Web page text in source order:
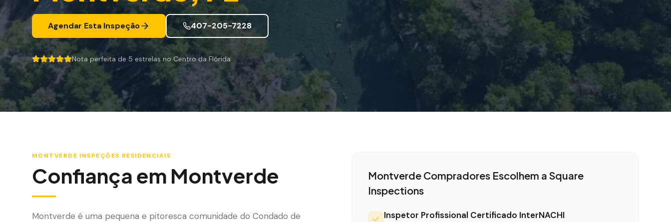
Agendar Esta Inspeção 407-205-7228
5 out of 5 stars.Nota perfeita de 5 estrelas no Centro da Flórida
MONTVERDE INSPEÇÕES RESIDENCIAIS
Confiança em Montverde
Montverde é uma pequena e pitoresca comunidade do Condado de
Montverde Compradores Escolhem a Square
Inspections
Inspetor Profissional Certificado InterNACHI